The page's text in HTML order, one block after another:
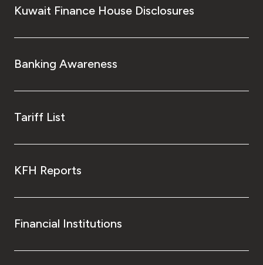
Kuwait Finance House Disclosures
Banking Awareness
Tariff List
KFH Reports
Financial Institutions